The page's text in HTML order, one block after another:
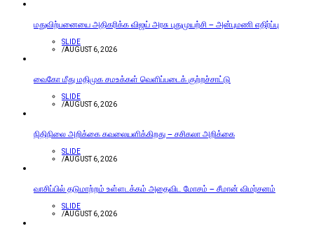
மதுவிற்பனையை அதிகரிக்க விஜய் அரசு புதுமுயற்சி – அன்புமணி எதிர்ப்பு
SLIDE
/AUGUST 6, 2026
வைகோ மீது மதிமுக சமஉக்கள் வெளிப்படைக் குற்றச்சாட்டு
SLIDE
/AUGUST 6, 2026
நிதிநிலை அறிக்கை கவலையளிக்கிறது – சசிகலா அறிக்கை
SLIDE
/AUGUST 6, 2026
வாசிப்பில் தடுமாற்றம் உள்ளடக்கம் அதைவிட மோசம் – சீமான் விமர்சனம்
SLIDE
/AUGUST 6, 2026